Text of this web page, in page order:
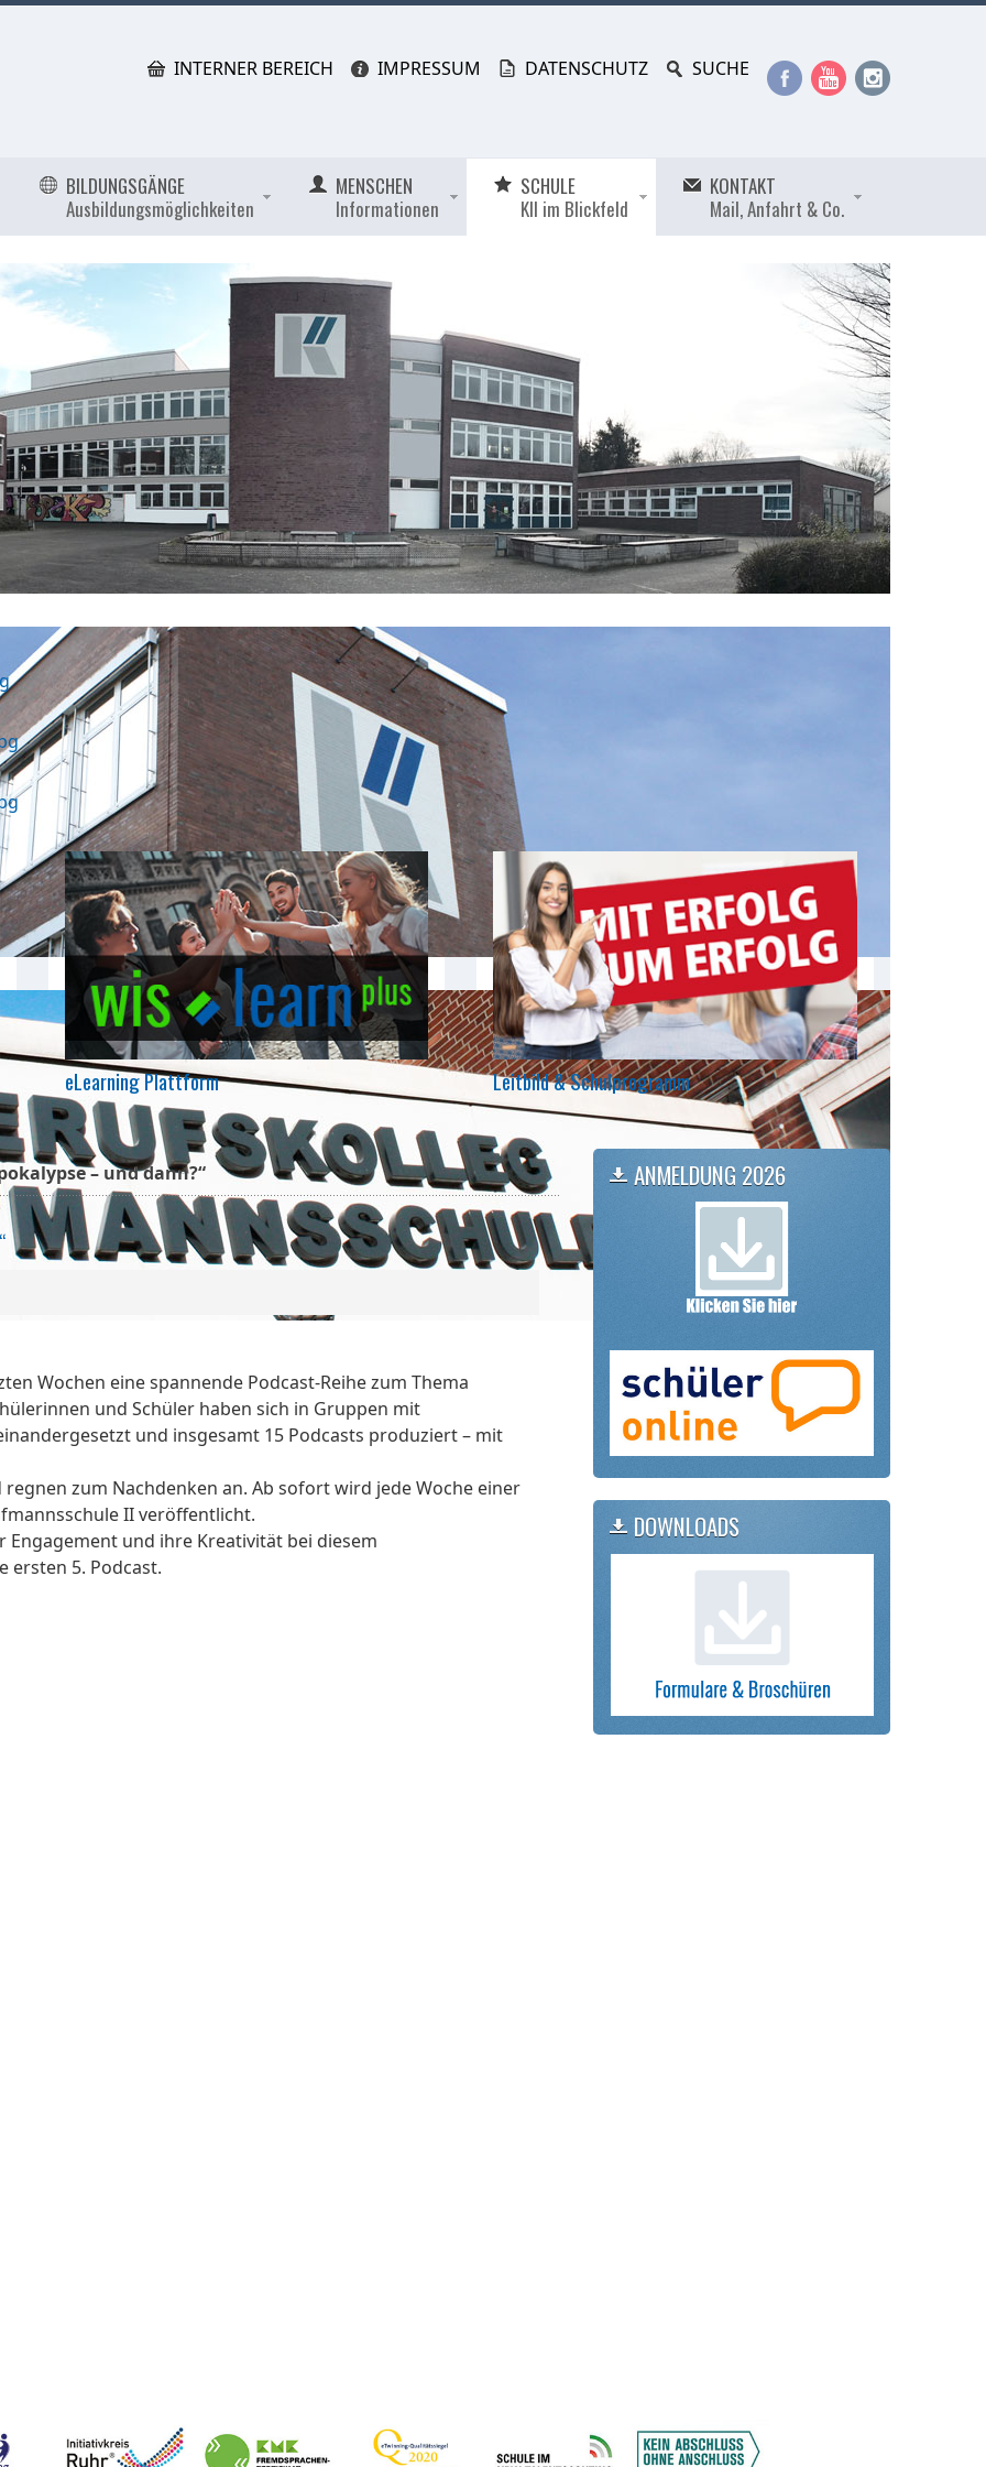
INTERNER BEREICH IMPRESSUM DATENSCHUTZ SUCHE
BILDUNGSGÄNGE
Ausbildungsmöglichkeiten
MENSCHEN
Informationen
SCHULE
KII im Blickfeld
KONTAKT
Mail, Anfahrt & Co.
eLearning Plattform Leitbild & Schulprogramm
– und dann?“
Wochen eine spannende Podcast-Reihe zum Thema
und Schüler haben sich in Gruppen mit
und insgesamt 15 Podcasts produziert – mit
zum Nachdenken an. Ab sofort wird jede Woche einer
II veröffentlicht.
Engagement und ihre Kreativität bei diesem
ersten 5. Podcast.
ANMELDUNG 2026
DOWNLOADS